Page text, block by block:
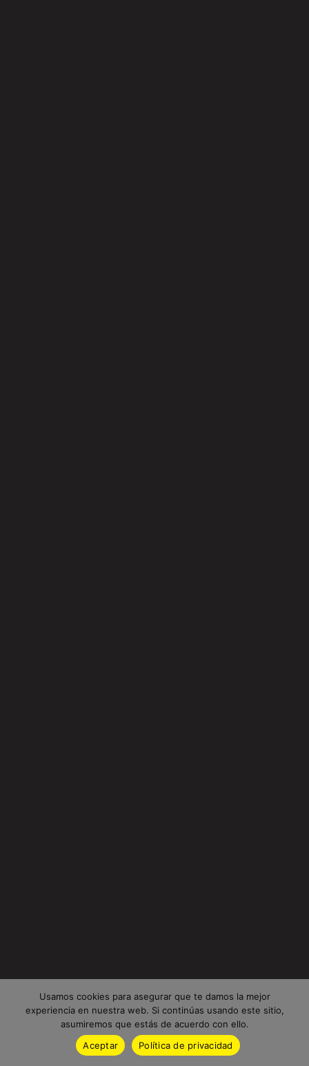
Usamos cookies para asegurar que te damos la mejor
experiencia en nuestra web. Si continúas usando este sitio,
asumiremos que estás de acuerdo con ello.
Aceptar
Política de privacidad